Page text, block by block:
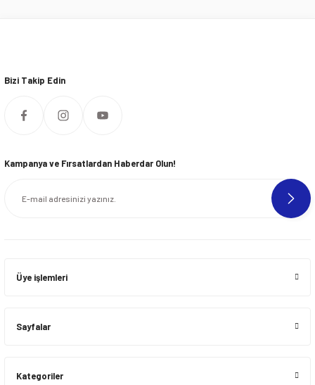
Bizi Takip Edin
Kampanya ve Fırsatlardan Haberdar Olun!
Üye işlemleri
Sayfalar
Kategoriler